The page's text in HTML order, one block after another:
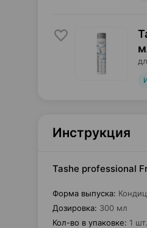
Инструкция
Tashe professional
Форма выпуска:
Дозировка: 300 мл
Кол-во в упаковке: 1 шт.